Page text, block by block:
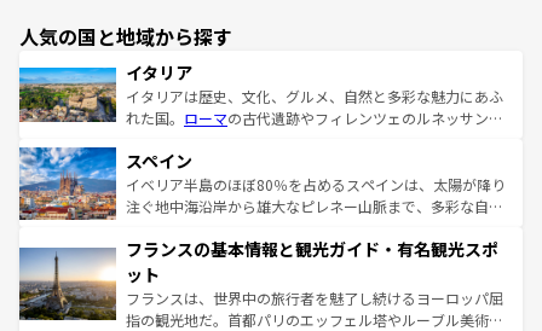
人気の国と地域から探す
イタリア
イタリアは歴史、文化、グルメ、自然と多彩な魅力にあふ
れた国。 ローマの古代遺跡やフィレンツェのルネッサンス
ろん、トスカーナの美しい田園風景やアマルフィ海岸の絶
景など、自然景観も見逃せない。観光の合間には、本場の
ピザやパスタなど、絶品のイタリア料理を堪能することも
ませてくれるイタリアで、忘れられない旅をしてみよう！
なお、新着のイタリア情報は
しい。
スペイン
イベリア半島のほぼ80％を占めるスペインは、太陽が降り
注ぐ地中海沿岸から雄大なピレネー山脈まで、多彩な自然
文化が根付くこの国では、情熱的なフラメンコ、熱気あふ
れる闘牛、そして美味しいタパスが生活の一部となってい
る。首都マドリードの洗練された雰囲気や、バルセロナの
アートに溢れた街角から、地方では古代ローマ遺跡や中世
フランスの基本情報と観光ガイド・有名観光スポ
ット
フランスは、世界中の旅行者を魅了し続けるヨーロッパ屈
指の観光地だ。首都パリのエッフェル塔やルーブル美術館